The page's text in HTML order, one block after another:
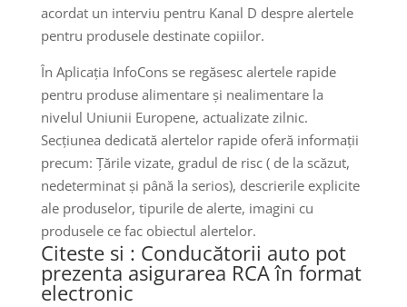
acordat un interviu pentru Kanal D despre alertele
pentru produsele destinate copiilor.
În Aplicația InfoCons se regăsesc alertele rapide
pentru produse alimentare și nealimentare la
nivelul Uniunii Europene, actualizate zilnic.
Secțiunea dedicată alertelor rapide oferă informații
precum: Țările vizate, gradul de risc ( de la scăzut,
nedeterminat și până la serios), descrierile explicite
ale produselor, tipurile de alerte, imagini cu
produsele ce fac obiectul alertelor.
Citeste si : Conducătorii auto pot
prezenta asigurarea RCA în format
electronic